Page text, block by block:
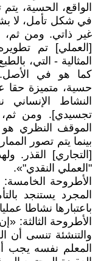
الواقع، الحسية،
في شكل تأمل، لا
غير ذاتي. ومن ثم،
[العملي] تم
المثالية - التي،
كما هو في الأصل.
حسية، متميزة حقا
النشاط
تجسيدي]. ومن ثم،
الموقف النظري هو
بينما يتم تصور
[التجاري] القذر.
"العملي النقدي"».
الأطروحة الخامسة:
المجرد يستنجد
باعتبارها نشاطا
الأطروحة الثالثة:
والتنشئة تنسى أن
المعلم نفسه يجب